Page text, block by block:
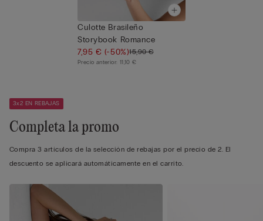
Culotte Brasileño
Storybook Romance
7,95 € (-50%)15,90 €
Precio anterior: 11,10 €
3x2 EN REBAJAS
Completa la promo
Compra 3 artículos de la selección de rebajas por el precio de 2. El
descuento se aplicará automáticamente en el carrito.